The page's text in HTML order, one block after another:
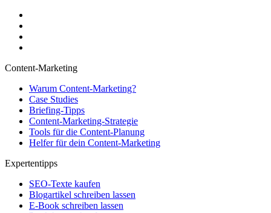
Content-Marketing
Warum Content-Marketing?
Case Studies
Briefing-Tipps
Content-Marketing-Strategie
Tools für die Content-Planung
Helfer für dein Content-Marketing
Expertentipps
SEO-Texte kaufen
Blogartikel schreiben lassen
E-Book schreiben lassen